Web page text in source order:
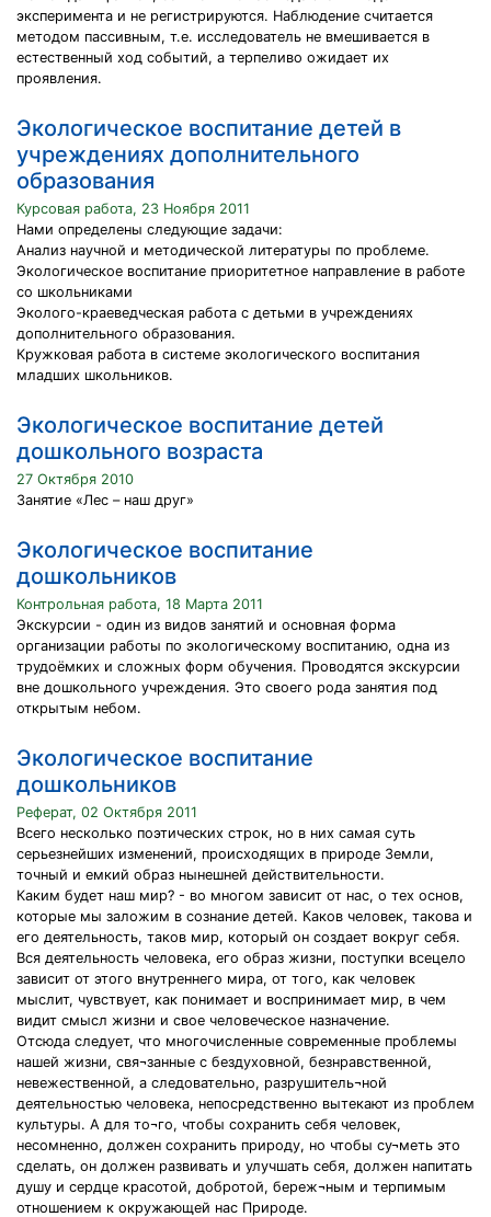
эксперимента и не регистрируются. Наблюдение считается
методом пассивным, т.е. исследователь не вмешивается в
естественный ход событий, а терпеливо ожидает их
проявления.
Экологическое воспитание детей в
учреждениях дополнительного
образования
Курсовая работа, 23 Ноября 2011
Нами определены следующие задачи:
Анализ научной и методической литературы по проблеме.
Экологическое воспитание приоритетное направление в работе
со школьниками
Эколого-краеведческая работа с детьми в учреждениях
дополнительного образования.
Кружковая работа в системе экологического воспитания
младших школьников.
Экологическое воспитание детей
дошкольного возраста
27 Октября 2010
Занятие «Лес – наш друг»
Экологическое воспитание
дошкольников
Контрольная работа, 18 Марта 2011
Экскурсии - один из видов занятий и основная форма
организации работы по экологическому воспитанию, одна из
трудоёмких и сложных форм обучения. Проводятся экскурсии
вне дошкольного учреждения. Это своего рода занятия под
открытым небом.
Экологическое воспитание
дошкольников
Реферат, 02 Октября 2011
Всего несколько поэтических строк, но в них самая суть
серьезнейших изменений, происходящих в природе Земли,
точный и емкий образ нынешней действительности.
Каким будет наш мир? - во многом зависит от нас, о тех основ,
которые мы заложим в сознание детей. Каков человек, такова и
его деятельность, таков мир, который он создает вокруг себя.
Вся деятельность человека, его образ жизни, поступки всецело
зависит от этого внутреннего мира, от того, как человек
мыслит, чувствует, как понимает и воспринимает мир, в чем
видит смысл жизни и свое человеческое назначение.
Отсюда следует, что многочисленные современные проблемы
нашей жизни, свя¬занные с бездуховной, безнравственной,
невежественной, а следовательно, разрушитель¬ной
деятельностью человека, непосредственно вытекают из проблем
культуры. А для то¬го, чтобы сохранить себя человек,
несомненно, должен сохранить природу, но чтобы су¬меть это
сделать, он должен развивать и улучшать себя, должен напитать
душу и сердце красотой, добротой, береж¬ным и терпимым
отношением к окружающей нас Природе.